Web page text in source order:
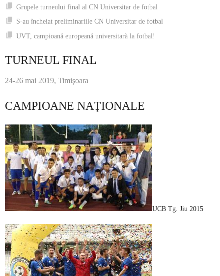
Grupele turneului final al CN Universitar de fotbal
S-au încheiat preliminariile CN Universitar de fotbal
UVT, campioană europeană universitară la fotbal!
TURNEUL FINAL
24-26 mai 2019, Timişoara
CAMPIOANE NAŢIONALE
UCB Tg. Jiu 2015